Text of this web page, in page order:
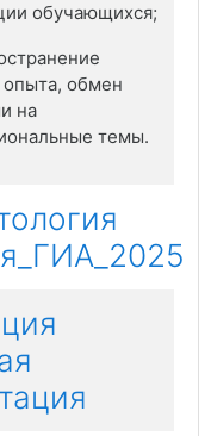
обучающихся;
опыта, обмен
на
темы.